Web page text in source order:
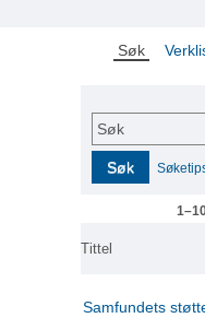
Søk
Søk
Søk
Tittel
Samfundets